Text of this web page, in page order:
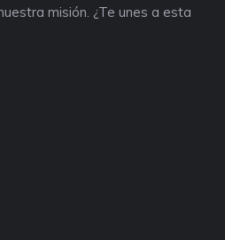
misión. ¿Te unes a esta